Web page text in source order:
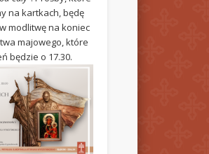
na kartkach, będę
modlitwę na koniec
majowego, które
będzie o 17.30.